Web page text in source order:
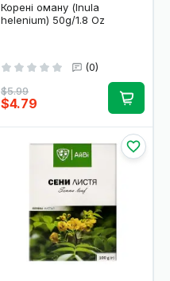
Корені оману (Inula
helenium) 50g/1.8 Oz
(0)
$4.79
$5.99